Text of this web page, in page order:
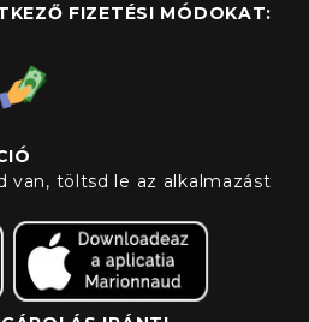
FIZETÉSI MÓDOKAT:
van, töltsd le az alkalmazást